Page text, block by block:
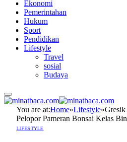
Ekonomi
Pemerintahan
Hukum
Sport
Pendidikan
Lifestyle
Travel
sosial
Budaya
You are at:Home»Lifestyle»Gresik
Pelopor Pameran Bonsai Kelas
LIFESTYLE